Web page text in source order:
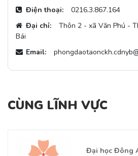
Điện thoại:
0216.3.867.164
Đại chỉ:
Thôn 2 - xã Văn Phú -
Bái
Email:
CÙNG LĨNH VỰC
Đại học Đông